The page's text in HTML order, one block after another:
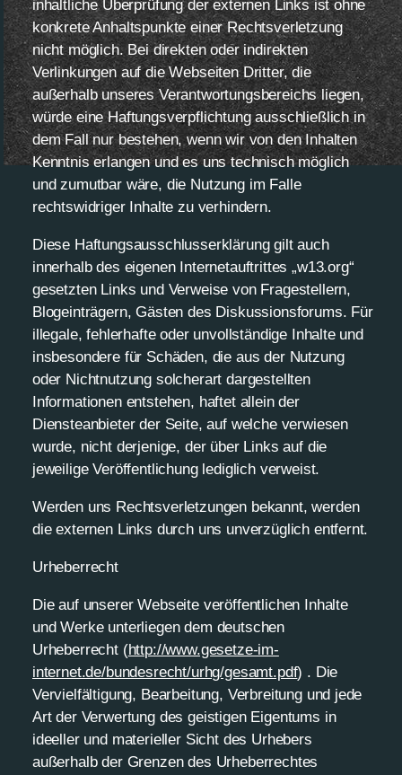
inhaltliche Überprüfung der externen Links ist ohne
konkrete Anhaltspunkte einer Rechtsverletzung
nicht möglich. Bei direkten oder indirekten
Verlinkungen auf die Webseiten Dritter, die
außerhalb unseres Verantwortungsbereichs liegen,
würde eine Haftungsverpflichtung ausschließlich in
dem Fall nur bestehen, wenn wir von den Inhalten
Kenntnis erlangen und es uns technisch möglich
und zumutbar wäre, die Nutzung im Falle
rechtswidriger Inhalte zu verhindern.
Diese Haftungsausschlusserklärung gilt auch
innerhalb des eigenen Internetauftrittes „w13.org“
gesetzten Links und Verweise von Fragestellern,
Blogeinträgern, Gästen des Diskussionsforums. Für
illegale, fehlerhafte oder unvollständige Inhalte und
insbesondere für Schäden, die aus der Nutzung
oder Nichtnutzung solcherart dargestellten
Informationen entstehen, haftet allein der
Diensteanbieter der Seite, auf welche verwiesen
wurde, nicht derjenige, der über Links auf die
jeweilige Veröffentlichung lediglich verweist.
Werden uns Rechtsverletzungen bekannt, werden
die externen Links durch uns unverzüglich entfernt.
Urheberrecht
Die auf unserer Webseite veröffentlichen Inhalte
und Werke unterliegen dem deutschen
Urheberrecht (http://www.gesetze-im-
internet.de/bundesrecht/urhg/gesamt.pdf) . Die
Vervielfältigung, Bearbeitung, Verbreitung und jede
Art der Verwertung des geistigen Eigentums in
ideeller und materieller Sicht des Urhebers
außerhalb der Grenzen des Urheberrechtes